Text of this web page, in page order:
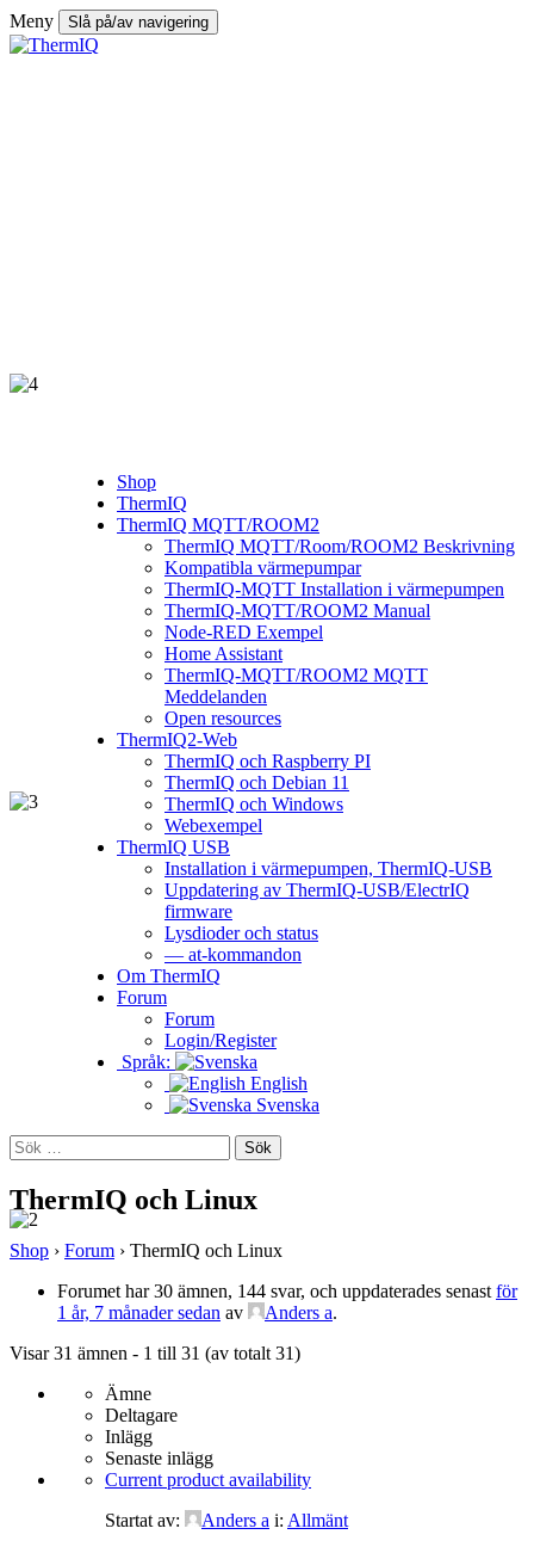
Meny Slå på/av navigering
Shop
ThermIQ
ThermIQ MQTT/ROOM2
ThermIQ MQTT/Room/ROOM2 Beskrivning
Kompatibla värmepumpar
ThermIQ-MQTT Installation i värmepumpen
ThermIQ-MQTT/ROOM2 Manual
Node-RED Exempel
Home Assistant
ThermIQ-MQTT/ROOM2 MQTT
Meddelanden
Open resources
ThermIQ2-Web
ThermIQ och Raspberry PI
ThermIQ och Debian 11
ThermIQ och Windows
Webexempel
ThermIQ USB
Installation i värmepumpen, ThermIQ-USB
Uppdatering av ThermIQ-USB/ElectrIQ
firmware
Lysdioder och status
— at-kommandon
Om ThermIQ
Forum
Forum
Login/Register
Språk:
English
Svenska
Sök
efter:
ThermIQ och Linux
Shop › Forum › ThermIQ och Linux
Forumet har 30 ämnen, 144 svar, och uppdaterades senast för
1 år, 7 månader sedan av Anders a.
Visar 31 ämnen - 1 till 31 (av totalt 31)
Ämne
Deltagare
Inlägg
Senaste inlägg
Current product availability
Startat av:
Anders a i: Allmänt